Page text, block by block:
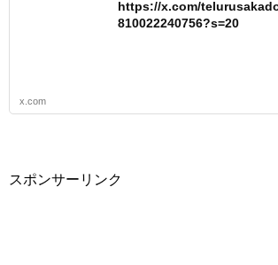
https://x.com/
810022240756?s=20
x.com
スポンサーリンク